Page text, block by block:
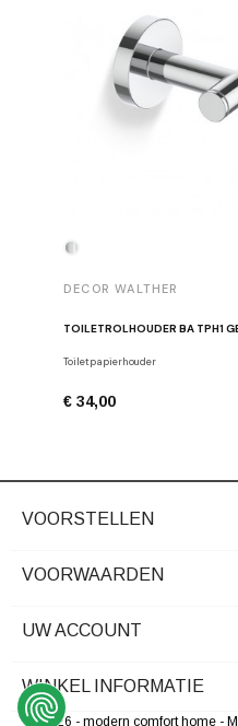
DECOR WALTHER
TOILETROLHOUDER BA TPH1
Toiletpapierhouder
€ 34,00
VOORSTELLEN
VOORWAARDEN
UW ACCOUNT
WINKEL INFORMATIE
© 2026 - modern comfort home -